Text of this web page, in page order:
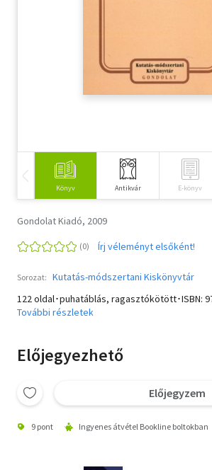
Könyv Antikvár E-könyv
Gondolat Kiadó, 2009
Írj véleményt elsőként!
Sorozat: Kutatás-módszertani Kiskönyvtár
122 oldal･puhatáblás, ragasztókötött･ISBN:
További részletek
Előjegyezhető
Előjegyzem
9 pont Ingyenes átvétel Bookline boltokban